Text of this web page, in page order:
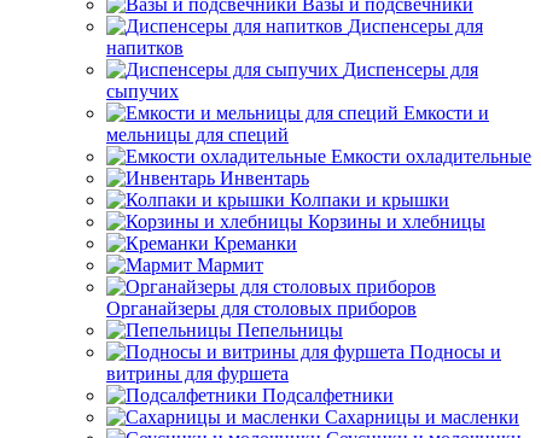
Диспенсеры для
напитков
Диспенсеры для
сыпучих
Емкости и
мельницы для специй
Емкости охладительные
Инвентарь
Колпаки и крышки
Корзины и хлебницы
Креманки
Мармит
Органайзеры для столовых приборов
Пепельницы
Подносы и
витрины для фуршета
Подсалфетники
Сахарницы и масленки